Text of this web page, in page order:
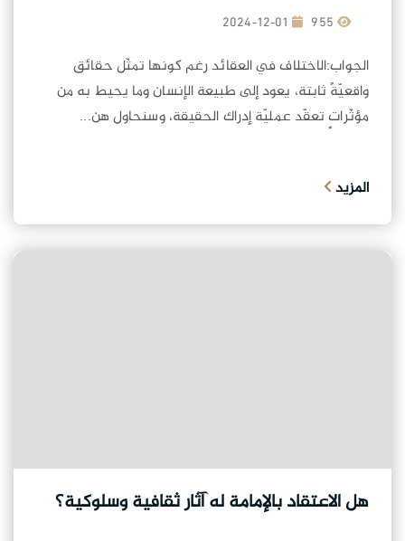
2024-12-01
الجواب:الاختلاف في العقائد رغم كونها تمثّل حقائق
واقعيّةً ثابتة، يعود إلى طبيعة الإنسان وما يحيط به من
مؤثّراتٍ تعقّد عمليّة إدراك الحقيقة، وسنحاول هن...
المزيد
هل الاعتقاد بالإمامة له آثار ثقافية وسلوكية؟